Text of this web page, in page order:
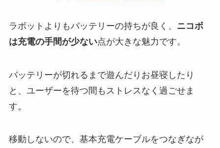
ラボットよりもバッテリーの持ちが良く、 ニコボ
は充電の手間が少ない点が大きな魅力です。
バッテリーが切れるまで遊んだりお昼寝したり
と、ユーザーを待つ間もストレスなく過ごせま
す。
移動しないので、基本充電ケーブルをつなぎなが